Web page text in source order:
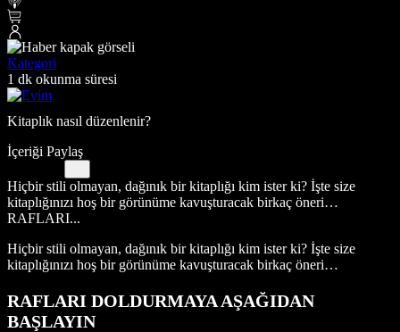
Kategori
1 dk okunma süresi
Kitaplık nasıl düzenlenir?
İçeriği Paylaş
Hiçbir stili olmayan, dağınık bir kitaplığı kim ister ki? İşte size
kitaplığınızı hoş bir görünüme kavuşturacak birkaç öneri…
RAFLARI...
Hiçbir stili olmayan, dağınık bir kitaplığı kim ister ki? İşte size
kitaplığınızı hoş bir görünüme kavuşturacak birkaç öneri…
RAFLARI DOLDURMAYA AŞAĞIDAN
BAŞLAYIN